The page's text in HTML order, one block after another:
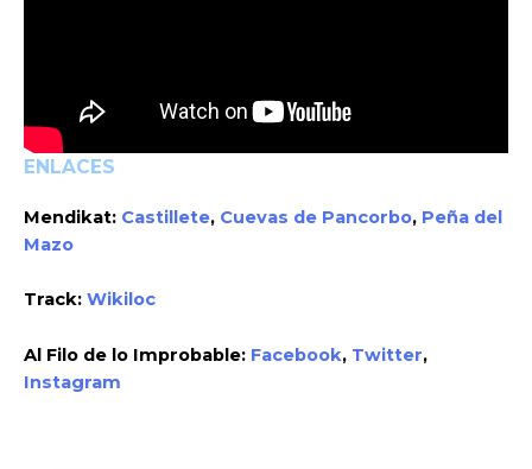
ENLACES
Mendikat: Castillete, Cuevas de Pancorbo, Peña del
Mazo
Track: Wikiloc
Al Filo de lo Improbable: Facebook, Twitter,
Instagram